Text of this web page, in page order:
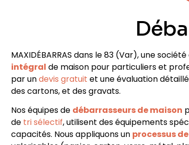
MAXIDÉBARRAS dans le 83 (Var), une société
intégral de maison pour particuliers et
par undevis gratuit et une évaluation
des cartons, et des gravats.
Nos équipes de débarrasseurs de maison
de tri sélectif, utilisent des équipements
capacités. Nous appliquons un processus